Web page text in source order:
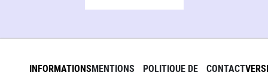
INFORMATIONSMENTIONS POLITIQUE DE CONTACT